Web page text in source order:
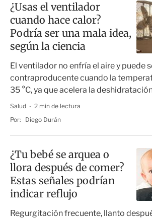
¿Usas el ventilador
cuando hace calor?
Podría ser una mala idea,
según la ciencia
El ventilador no enfría el aire y puede
contraproducente cuando la
35 °C, ya que acelera la
Salud
2 min de lectura
Por:
Diego Durán
¿Tu bebé se arquea o
llora después de comer?
Estas señales podrían
indicar reflujo
Regurgitación frecuente, llanto